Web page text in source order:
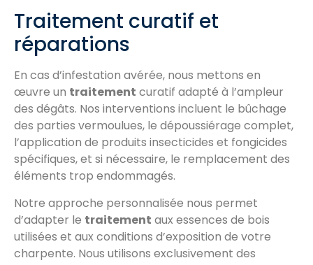
Traitement curatif et
réparations
En cas d’infestation avérée, nous mettons en
œuvre un traitement curatif adapté à l’ampleur
des dégâts. Nos interventions incluent le bûchage
des parties vermoulues, le dépoussiérage complet,
l’application de produits insecticides et fongicides
spécifiques, et si nécessaire, le remplacement des
éléments trop endommagés.
Notre approche personnalisée nous permet
d’adapter le traitement aux essences de bois
utilisées et aux conditions d’exposition de votre
charpente. Nous utilisons exclusivement des